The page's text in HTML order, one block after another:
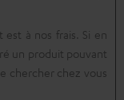
est à nos frais. Si en
un produit pouvant
chercher chez vous